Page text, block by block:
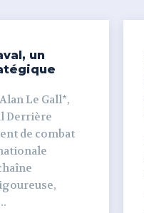
un
Le Gall*,
de combat